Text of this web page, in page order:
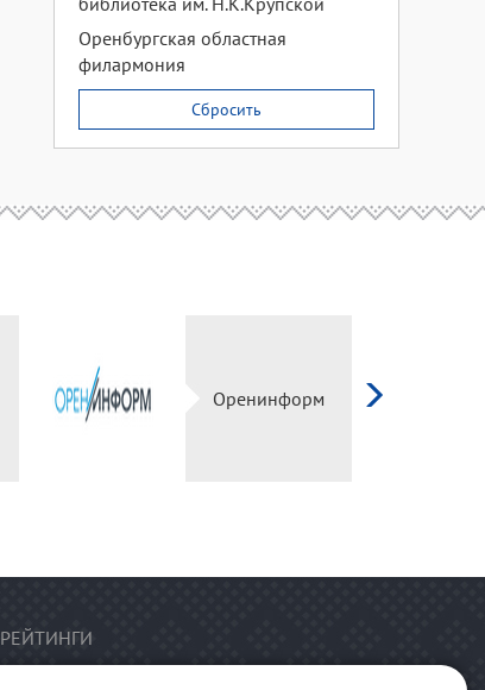
Оренбургская областная
филармония
Сбросить
Оренинформ
РЕЙТИНГИ